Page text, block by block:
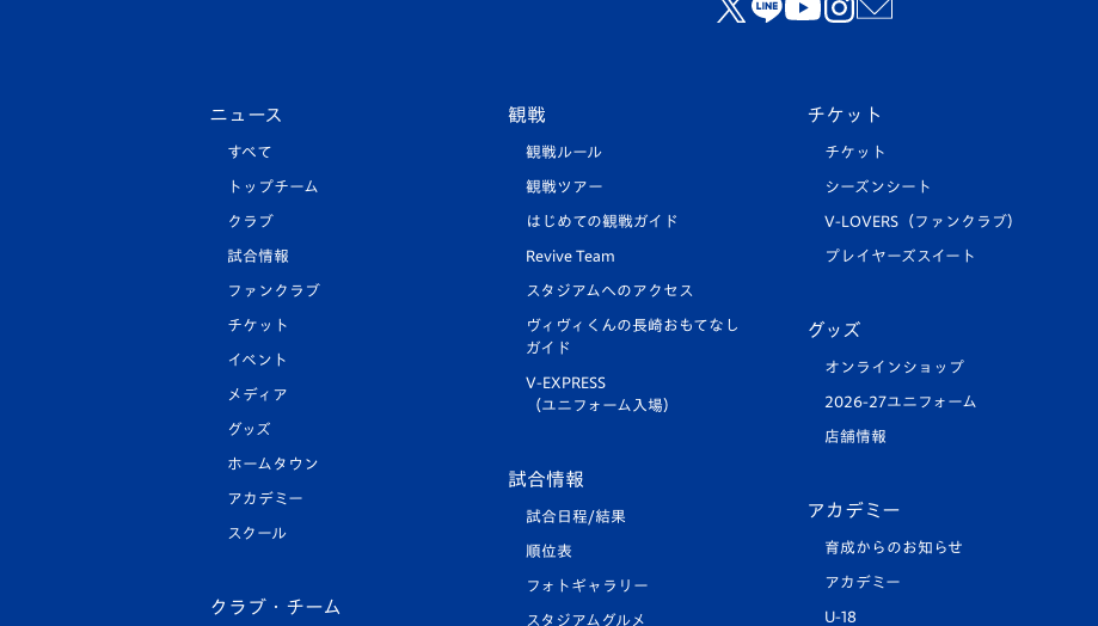
ニュース
すべて
トップチーム
クラブ
試合情報
ファンクラブ
チケット
イベント
メディア
グッズ
ホームタウン
アカデミー
スクール
クラブ・チーム
観戦
観戦ルール
観戦ツアー
はじめての観戦ガイド
Revive Team
スタジアムへのアクセス
ヴィヴィくんの長崎おもてなし
ガイド
V-EXPRESS
（ユニフォーム入場）
試合情報
試合日程/結果
順位表
フォトギャラリー
スタジアムグルメ
チケット
チケット
シーズンシート
V-LOVERS（ファンクラブ）
プレイヤーズスイート
グッズ
オンラインショップ
2026-27ユニフォーム
店舗情報
アカデミー
育成からのお知らせ
アカデミー
U-18